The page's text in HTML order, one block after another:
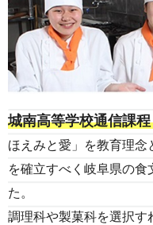
城南高等学校通信課
ほえみと愛」を教育理念
を確立すべく岐阜県の食
た。
調理科や製菓科を選択す